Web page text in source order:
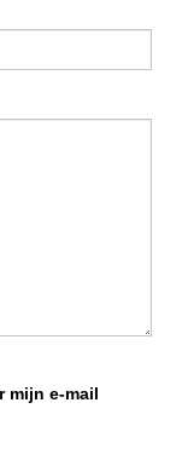
mijn e-mail